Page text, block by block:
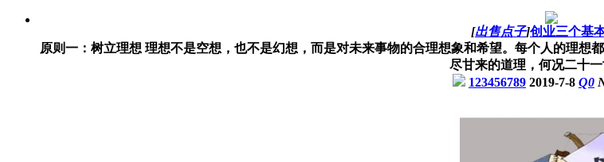
[出售点子]创业三个基
原则一：树立理想 理想不是空想，也不是幻想，而是对未来事物的合理想象和希望。每个人的理
尽甘来的道理，何况二十
123456789 2019-7-8 Q0